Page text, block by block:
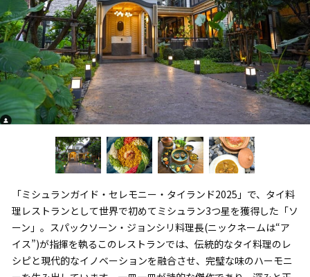
「ミシュランガイド・セレモニー・タイランド2025」で、タイ料
理レストランとして世界で初めてミシュラン3つ星を獲得した「ソ
ーン」。スパックソーン・ジョンシリ料理長(ニックネームは“ア
イス”)が指揮を執るこのレストランでは、伝統的なタイ料理のレ
シピと現代的なイノベーションを融合させ、完璧な味のハーモニ